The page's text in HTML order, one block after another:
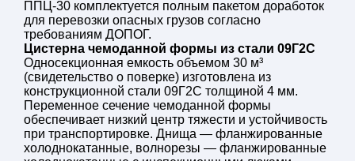
Донный клапан
T95-3S-AL40 DN100, EN
Крышка горловины
алюминиевая, EN 13317
Дыхательный клапан
алюминиевый, К5852, ЕN
Лестница
алюминиевая, складная, в
Площадка
обслуживания
из перфорированного
Поручень
алюминиевый складной,
уровня земли
Окраска цистерны
эпоксидный
цвета, надпись
ППЦ-30 комплектуется полным пакетом доработок
для перевозки опасных грузов согласно
требованиям ДОПОГ.
Цистерна чемоданной формы из стали 09Г2С
Односекционная емкость объемом 30 м³
(свидетельство о поверке) изготовлена из
конструкционной стали 09Г2С толщиной 4 мм.
Переменное сечение чемоданной формы
обеспечивает низкий центр тяжести и устойчивость
при транспортировке. Днища — фланжированные
холоднокатанные, волнорезы — фланжированные